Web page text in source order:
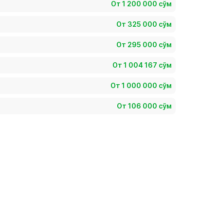
От 1 200 000 сўм
От 325 000 сўм
От 295 000 сўм
От 1 004 167 сўм
От 1 000 000 сўм
От 106 000 сўм